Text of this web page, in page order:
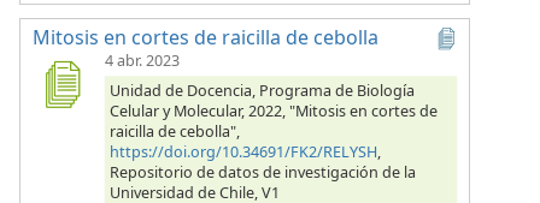
Mitosis en cortes de raicilla de cebolla
4 abr. 2023
Unidad de Docencia, Programa de Biología
Celular y Molecular, 2022, "Mitosis en cortes de
raicilla de cebolla",
https://doi.org/10.34691/FK2/RELYSH,
Repositorio de datos de investigación de la
Universidad de Chile, V1